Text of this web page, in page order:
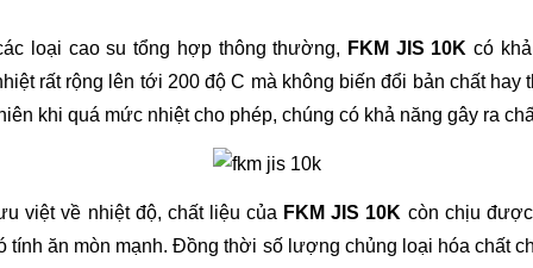
loại cao su tổng hợp thông thường, FKM JIS 10K có
rất rộng lên tới 200 độ C mà không biến đổi bản chất hay
khi quá mức nhiệt cho phép, chúng có khả năng gây ra
việt về nhiệt độ, chất liệu của FKM JIS 10K còn chịu
tính ăn mòn mạnh. Đồng thời số lượng chủng loại hóa chất